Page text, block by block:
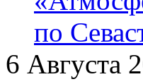
по
6 Августа